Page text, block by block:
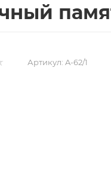
Артикул: A-62/1